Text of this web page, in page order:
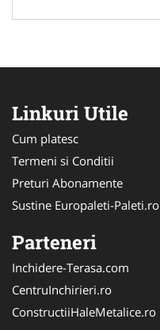
Linkuri Utile
Cum platesc
Termeni si Conditii
Preturi Abonamente
Sustine Europaleti-Paleti.ro
Parteneri
Inchidere-Terasa.com
CentruInchirieri.ro
ConstructiiHaleMetalice.ro